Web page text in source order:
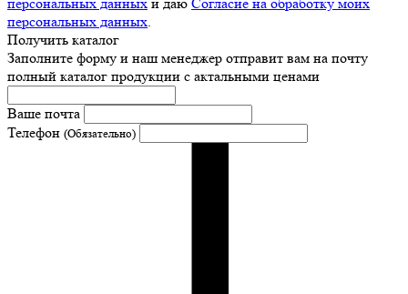
персональных данных
Получить каталог
Заполните форму и наш менеджер отправит вам на почту
полный каталог продукции с актальными ценами
Ваше почта
Телефон (Обязательно)